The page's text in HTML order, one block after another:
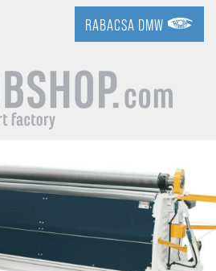
RABACSA DMW